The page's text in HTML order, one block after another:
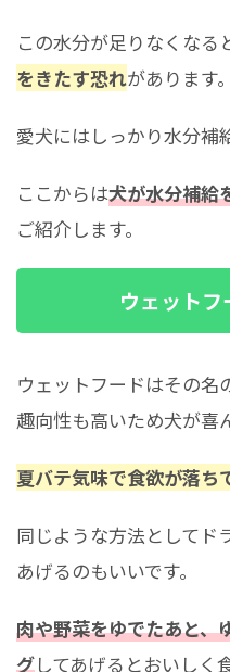
この水分が足りなくなる
をきたす恐れがあります。
愛犬にはしっかり水分補
ここからは犬が水分補給
ご紹介します。
ウェット
ウェットフードはその名
趣向性も高いため犬が喜
夏バテ気味で食欲が落ち
同じような方法としてド
あげるのもいいです。
肉や野菜をゆでたあと、
グしてあげるとおいしく